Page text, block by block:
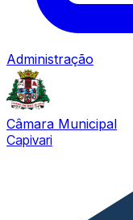
Administração
Câmara Municipal
Capivari